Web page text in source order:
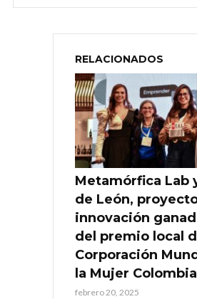
RELACIONADOS
Metamórfica Lab
de León,
innovación
del premio local
Corporación
la Mujer Colombia
febrero 20, 2025